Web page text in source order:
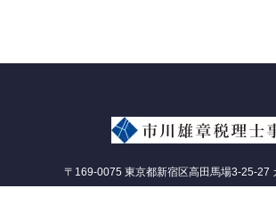
〒169-0075 東京都新宿区高田馬場3-25-27